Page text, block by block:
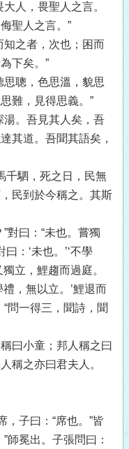
人，畏聖人之言。
聖人之言。”
知之者，次也；困而
下矣。”
思聰，色思溫，貌思
難，見得思義。”
湯。吾見其人矣，吾
其道。吾聞其語矣，
千駟，死之日，民無
民到於今稱之。其斯
對曰：“未也。嘗獨
：‘未也。’‘不學
立，鯉趨而過庭。
禮，無以立。’鯉退而
問一得三，聞詩，聞
曰小童；邦人稱之曰
稱之亦曰君夫人。
，子曰：“席也。”皆
師冕出。子張問曰：